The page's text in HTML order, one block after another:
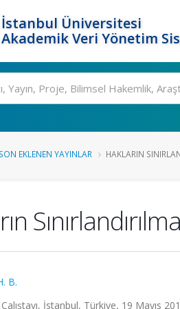
İstanbul Üniversitesi
Akademik Veri Yönetim
SON EKLENEN YAYINLAR HAKLARIN
B.
İstanbul, Türkiye, 19 Mayıs